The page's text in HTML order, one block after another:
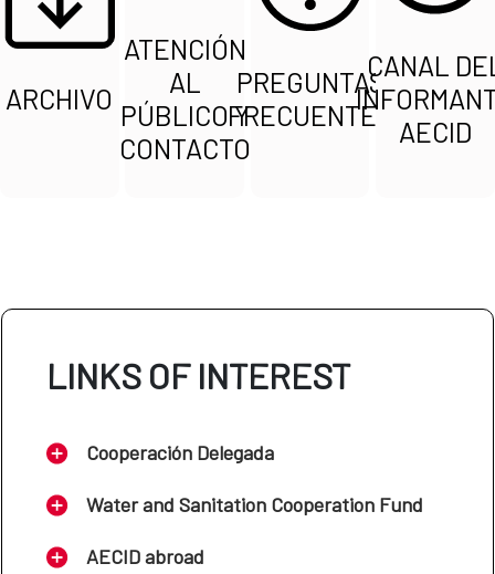
ARCHIVO
ATENCIÓN
AL
PÚBLICO Y
CONTACTO
PREGUNTAS
FRECUENTES
CANAL
AECID
LINKS OF INTEREST
Cooperación Delegada
Water and Sanitation Cooperation Fund
AECID abroad